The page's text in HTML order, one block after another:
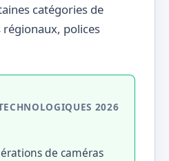
catégories de
polices
2026
de caméras